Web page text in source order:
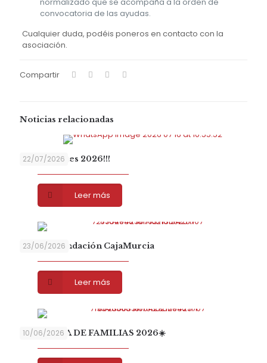
convocatoria de las ayudas.
Cualquier duda, podéis poneros en contacto con la
asociación.
Compartir
Noticias relacionadas
22/07/2026
Hemopeques 2026!!!
Leer más
23/06/2026
Gracias Fundación CajaMurcia
Leer más
10/06/2026
☀️ ESCUELA DE FAMILIAS 2026☀️